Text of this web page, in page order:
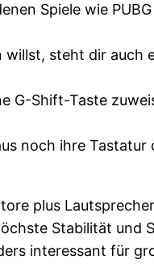
Spiele wie
steht dir auch
G-Shift-Taste
noch ihre
plus Lautsprecher
Stabilität und
interessant für